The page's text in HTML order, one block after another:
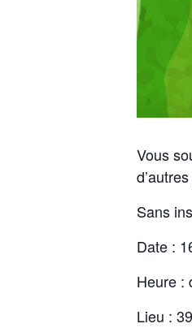
Vous
Sans
Date :
Heure :
Lieu :